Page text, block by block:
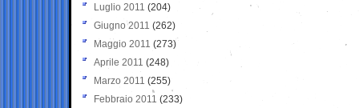
Luglio 2011 (204)
Giugno 2011 (262)
Maggio 2011 (273)
Aprile 2011 (248)
Marzo 2011 (255)
Febbraio 2011 (233)